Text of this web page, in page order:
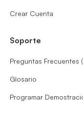
Crear Cuenta
Soporte
Preguntas Frecuentes
Glosario
Programar